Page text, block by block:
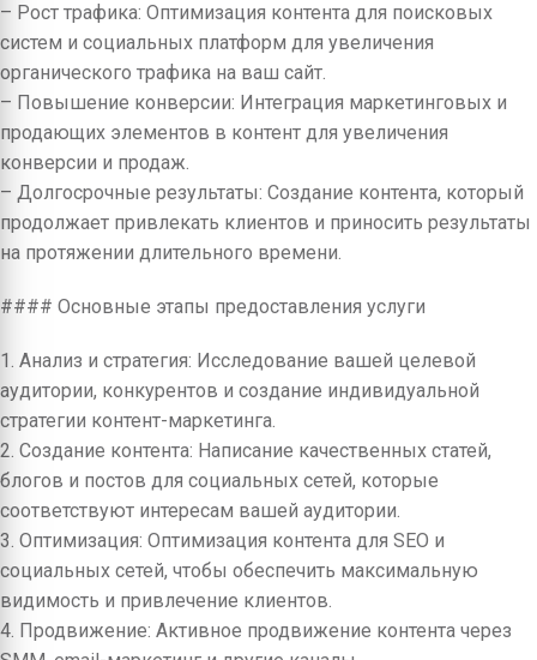
– Рост трафика: Оптимизация контента для поисковых
систем и социальных платформ для увеличения
органического трафика на ваш сайт.
– Повышение конверсии: Интеграция маркетинговых и
продающих элементов в контент для увеличения
конверсии и продаж.
– Долгосрочные результаты: Создание контента, который
продолжает привлекать клиентов и приносить результаты
на протяжении длительного времени.
#### Основные этапы предоставления услуги
1. Анализ и стратегия: Исследование вашей целевой
аудитории, конкурентов и создание индивидуальной
стратегии контент-маркетинга.
2. Создание контента: Написание качественных статей,
блогов и постов для социальных сетей, которые
соответствуют интересам вашей аудитории.
3. Оптимизация: Оптимизация контента для SEO и
социальных сетей, чтобы обеспечить максимальную
видимость и привлечение клиентов.
4. Продвижение: Активное продвижение контента через